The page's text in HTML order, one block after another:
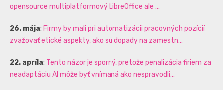
opensource multiplatformový LibreOffice ale ...
26. mája: Firmy by mali pri automatizácii pracovných pozícií
zvažovať etické aspekty, ako sú dopady na zamestn...
22. apríla: Tento názor je sporný, pretože penalizácia firiem za
neadaptáciu AI môže byť vnímaná ako nespravodli...